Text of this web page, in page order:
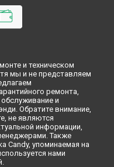
и техническом
мы и не представляем
ремонта,
и
Обратите внимание,
не являются
информации,
Также
Candy, упоминаемая на
нами